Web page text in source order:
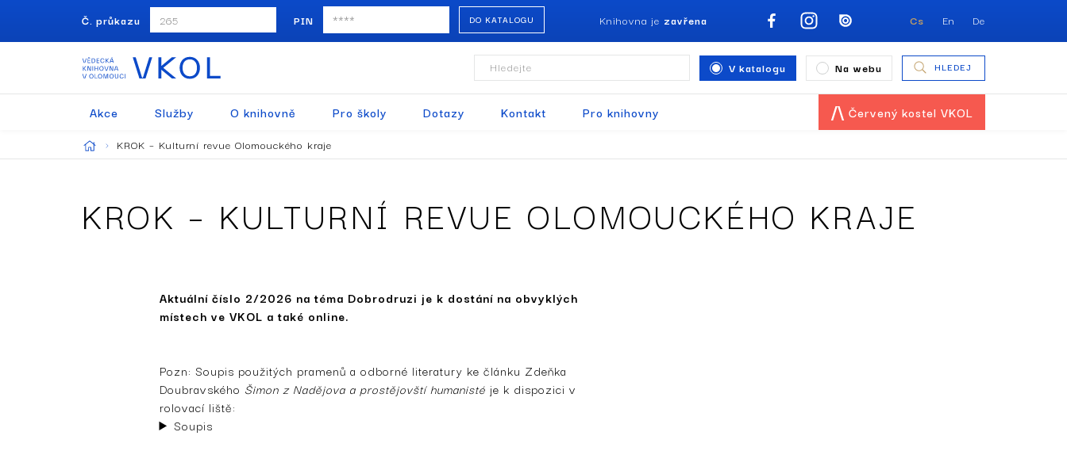
Č. průkazu PIN DO KATALOGU Knihovna je zavřena Cs En De
Hledejte V katalogu Na webu HLEDEJ
Akce Služby O knihovně Pro školy Dotazy Kontakt Pro knihovny Červený kostel VKOL
KROK – Kulturní revue Olomouckého kraje
KROK – KULTURNÍ REVUE OLOMOUCKÉHO KRAJE
Aktuální číslo 2/2026 na téma Dobrodruzi je k dostání na obvyklých
místech ve VKOL a také online.
Pozn: Soupis použitých pramenů a odborné literatury ke článku Zdeňka
Doubravského Šimon z Nadějova a prostějovští humanisté je k dispozici v
rolovací liště:
Soupis